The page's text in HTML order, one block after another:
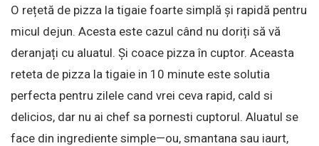
O rețetă de pizza la tigaie foarte simplă și rapidă pentru
micul dejun. Acesta este cazul când nu doriți să vă
deranjați cu aluatul. Și coace pizza în cuptor. Aceasta
reteta de pizza la tigaie in 10 minute este solutia
perfecta pentru zilele cand vrei ceva rapid, cald si
delicios, dar nu ai chef sa pornesti cuptorul. Aluatul se
face din ingrediente simple—ou, smantana sau iaurt,